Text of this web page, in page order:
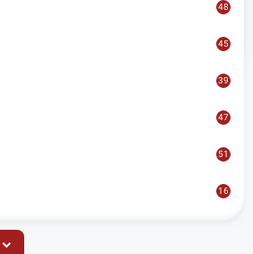
48
45
39
47
51
16